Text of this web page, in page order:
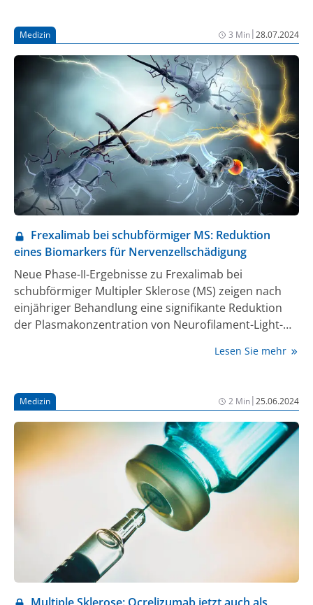
immer besser verstanden wird. Allein die Tatsache,
dass mit 95% nahezu die gesamte Bevölkerung mit
EBV durchseucht ist, macht nämlich deutlich, dass die
Virusinfektion allein nicht der Grund für die
Entstehung einer MS sein kann. Zugleich aber
scheinen ältere und neuere epidemiologische Daten
darauf hinzudeuten, dass eine EBV-Infektion
wahrscheinlich eine Conditio sine qua non für die
Manifestierung einer MS darstellt.
Medizin 3 Min|28.07.2024
Frexalimab bei schubförmiger MS: Reduktion
eines Biomarkers für Nervenzellschädigung
Neue Phase-II-Ergebnisse zu Frexalimab bei
schubförmiger Multipler Sklerose (MS) zeigen nach
einjähriger Behandlung eine signifikante Reduktion
der Plasmakonzentration von Neurofilament-Light-
Nervenzellschädigung, der bei Menschen mit MS
10. Kongress der European Academy of Neurology
(EAN) in Helsinki, Finnland, präsentiert.
Lesen Sie mehr
Medizin 2 Min|25.06.2024
Multiple Sklerose: Ocrelizumab jetzt auch als